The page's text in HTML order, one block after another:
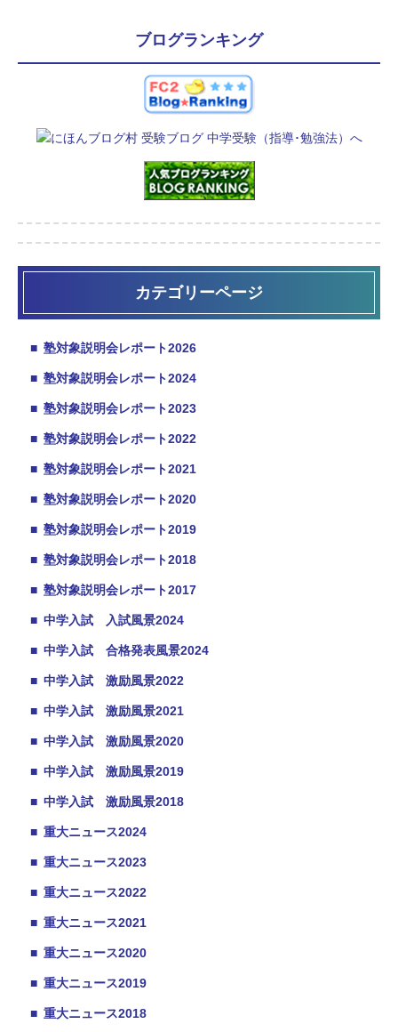
ブログランキング
カテゴリーページ
■ 塾対象説明会レポート2026
■ 塾対象説明会レポート2024
■ 塾対象説明会レポート2023
■ 塾対象説明会レポート2022
■ 塾対象説明会レポート2021
■ 塾対象説明会レポート2020
■ 塾対象説明会レポート2019
■ 塾対象説明会レポート2018
■ 塾対象説明会レポート2017
■ 中学入試 入試風景2024
■ 中学入試 合格発表風景2024
■ 中学入試 激励風景2022
■ 中学入試 激励風景2021
■ 中学入試 激励風景2020
■ 中学入試 激励風景2019
■ 中学入試 激励風景2018
■ 重大ニュース2024
■ 重大ニュース2023
■ 重大ニュース2022
■ 重大ニュース2021
■ 重大ニュース2020
■ 重大ニュース2019
■ 重大ニュース2018